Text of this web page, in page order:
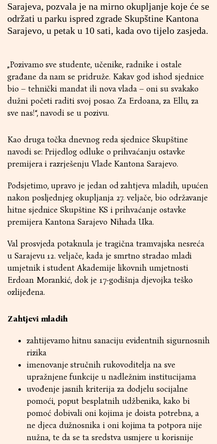
Sarajeva, pozvala je na mirno okupljanje koje će se
održati u parku ispred zgrade Skupštine Kantona
Sarajevo, u petak u 10 sati, kada ovo tijelo zasjeda.
„Pozivamo sve studente, učenike, radnike i ostale
građane da nam se pridruže. Kakav god ishod sjednice
bio – tehnički mandat ili nova vlada – oni su svakako
dužni početi raditi svoj posao. Za Erdoana, za Ellu, za
sve nas!“, navodi se u pozivu.
Kao druga točka dnevnog reda sjednice Skupštine
navodi se: Prijedlog odluke o prihvaćanju ostavke
premijera i razrješenju Vlade Kantona Sarajevo.
Podsjetimo, upravo je jedan od zahtjeva mladih, upućen
nakon posljednjeg okupljanja 27. veljače, bio održavanje
hitne sjednice Skupštine KS i prihvaćanje ostavke
premijera Kantona Sarajevo Nihada Uka.
Val prosvjeda potaknula je tragična tramvajska nesreća
u Sarajevu 12. veljače, kada je smrtno stradao mladi
umjetnik i student Akademije likovnih umjetnosti
Erdoan Morankić, dok je 17-godišnja djevojka teško
ozlijeđena.
Zahtjevi mladih
zahtijevamo hitnu sanaciju evidentnih sigurnosnih
rizika
imenovanje stručnih rukovoditelja na sve
upražnjene funkcije u nadležnim institucijama
uvođenje jasnih kriterija za dodjelu socijalne
pomoći, poput besplatnih udžbenika, kako bi
pomoć dobivali oni kojima je doista potrebna, a
ne djeca dužnosnika i oni kojima ta potpora nije
nužna, te da se ta sredstva usmjere u korisnije